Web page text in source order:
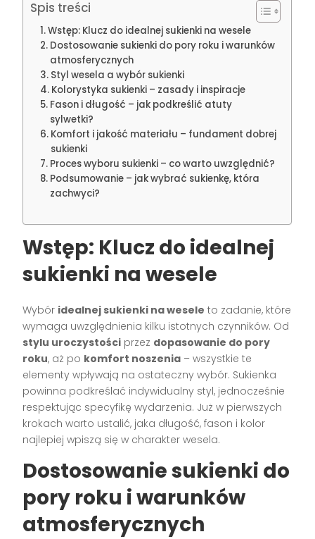
Spis treści
Wstęp: Klucz do idealnej sukienki na wesele
Dostosowanie sukienki do pory roku i warunków
atmosferycznych
Styl wesela a wybór sukienki
Kolorystyka sukienki – zasady i inspiracje
Fason i długość – jak podkreślić atuty
sylwetki?
Komfort i jakość materiału – fundament dobrej
sukienki
Proces wyboru sukienki – co warto uwzględnić?
Podsumowanie – jak wybrać sukienkę, która
zachwyci?
Wstęp: Klucz do idealnej
sukienki na wesele
Wybór idealnej sukienki na wesele to zadanie, które
wymaga uwzględnienia kilku istotnych czynników. Od
stylu uroczystości przez dopasowanie do pory
roku, aż po komfort noszenia – wszystkie te
elementy wpływają na ostateczny wybór. Sukienka
powinna podkreślać indywidualny styl, jednocześnie
respektując specyfikę wydarzenia. Już w pierwszych
krokach warto ustalić, jaka długość, fason i kolor
najlepiej wpiszą się w charakter wesela.
Dostosowanie sukienki do
pory roku i warunków
atmosferycznych